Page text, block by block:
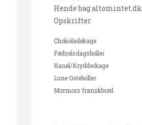
Hende bag altomintet.dk
Opskrifter
Chokoladekage
Fødselsdagsboller
Kanel/Krydderkage
Lune Osteboller
Mormors franskbrød